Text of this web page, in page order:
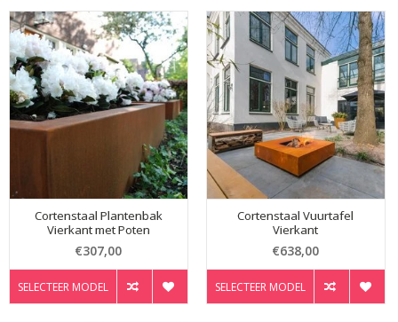
Cortenstaal Plantenbak
Vierkant met Poten
€307,00
SELECTEER MODEL
Cortenstaal Vuurtafel
Vierkant
€638,00
SELECTEER MODEL